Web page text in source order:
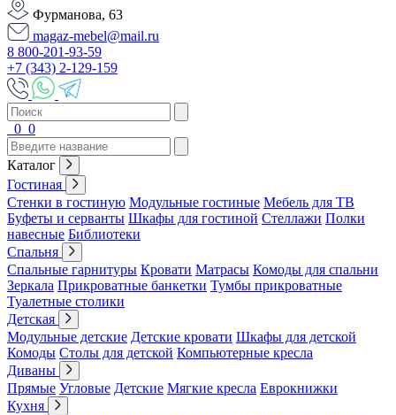
Фурманова, 63
magaz-mebel@mail.ru
8 800-201-93-59
+7 (343) 2-129-159
0 0
Каталог
Гостиная
Стенки в гостиную Модульные гостиные Мебель для ТВ
Буфеты и серванты Шкафы для гостиной Стеллажи Полки
навесные Библиотеки
Спальня
Спальные гарнитуры Кровати Матрасы Комоды для спальни
Зеркала Прикроватные банкетки Тумбы прикроватные
Туалетные столики
Детская
Модульные детские Детские кровати Шкафы для детской
Комоды Столы для детской Компьютерные кресла
Диваны
Прямые Угловые Детские Мягкие кресла Еврокнижки
Кухня